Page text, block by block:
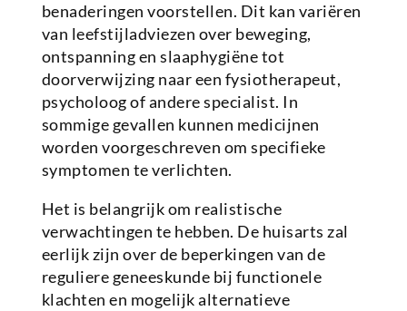
benaderingen voorstellen. Dit kan variëren
van leefstijladviezen over beweging,
ontspanning en slaaphygiëne tot
doorverwijzing naar een fysiotherapeut,
psycholoog of andere specialist. In
sommige gevallen kunnen medicijnen
worden voorgeschreven om specifieke
symptomen te verlichten.
Het is belangrijk om realistische
verwachtingen te hebben. De huisarts zal
eerlijk zijn over de beperkingen van de
reguliere geneeskunde bij functionele
klachten en mogelijk alternatieve